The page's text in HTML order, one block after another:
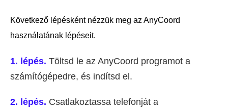
Következő lépésként nézzük meg az AnyCoord
használatának lépéseit.
1. lépés. Töltsd le az AnyCoord programot a
számítógépedre, és indítsd el.
2. lépés. Csatlakoztassa telefonját a